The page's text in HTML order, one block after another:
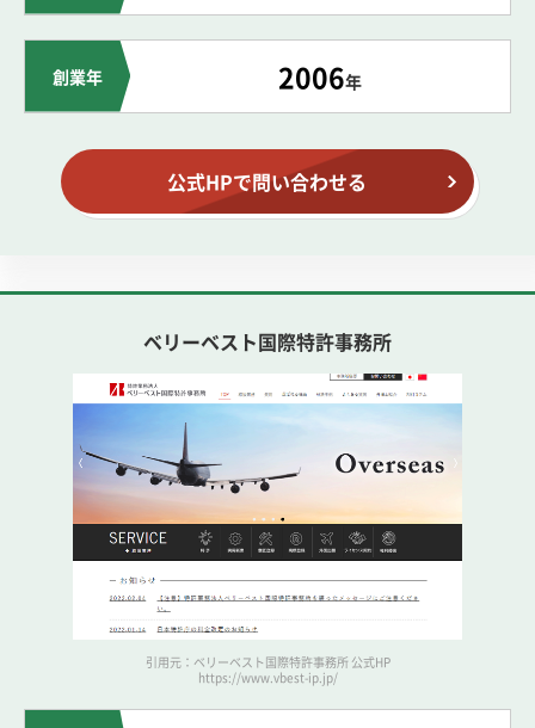
創業年 2006年
公式HPで問い合わせる
ベリーベスト国際特許事務所
引用元：ベリーベスト国際特許事務所 公式HP
https://www.vbest-ip.jp/